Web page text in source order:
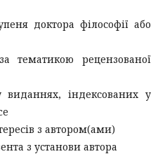
доктора філософії або
тематикою рецензованої
виданнях, індексованих у
з автором(ами)
з установи автора